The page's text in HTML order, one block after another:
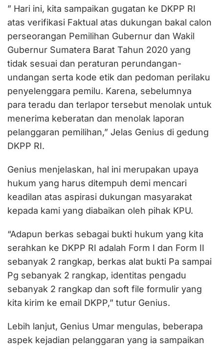
” Hari ini, kita sampaikan gugatan ke DKPP RI
atas verifikasi Faktual atas dukungan bakal calon
perseorangan Pemilihan Gubernur dan Wakil
Gubernur Sumatera Barat Tahun 2020 yang
tidak sesuai dan peraturan perundangan-
undangan serta kode etik dan pedoman perilaku
penyelenggara pemilu. Karena, sebelumnya
para teradu dan terlapor tersebut menolak untuk
menerima keberatan dan menolak laporan
pelanggaran pemilihan,” Jelas Genius di gedung
DKPP RI.
Genius menjelaskan, hal ini merupakan upaya
hukum yang harus ditempuh demi mencari
keadilan atas aspirasi dukungan masyarakat
kepada kami yang diabaikan oleh pihak KPU.
“Adapun berkas sebagai bukti hukum yang kita
serahkan ke DKPP RI adalah Form I dan Form II
sebanyak 2 rangkap, berkas alat bukti Pa sampai
Pg sebanyak 2 rangkap, identitas pengadu
sebanyak 2 rangkap dan soft file formulir yang
kita kirim ke email DKPP,” tutur Genius.
Lebih lanjut, Genius Umar mengulas, beberapa
aspek kejadian pelanggaran yang ia sampaikan